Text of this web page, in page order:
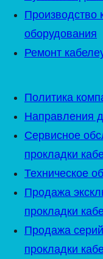
Производство
оборудования
Ремонт
Политика
Направления
Сервисное
прокладки
Техническое
Продажа
прокладки
Продажа
прокладки